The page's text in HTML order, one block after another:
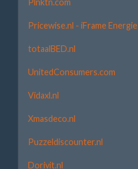
Plnktn.com
Pricewise.nl - iFrame Energie
totaalBED.nl
UnitedConsumers.com
Vidaxl.nl
Xmasdeco.nl
Puzzeldiscounter.nl
Dorivit.nl